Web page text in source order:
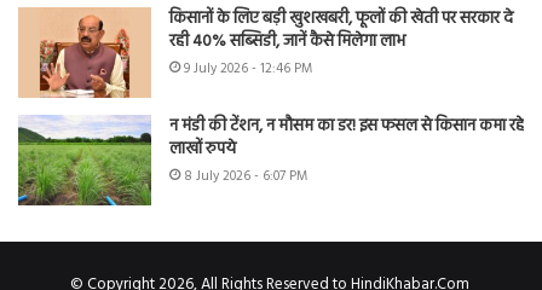
किसानों के लिए बड़ी खुशखबरी, फूलों की खेती पर सरकार दे
रही 40% सब्सिडी, जानें कैसे मिलेगा लाभ
9 July 2026 - 12:46 PM
न मंडी की टेंशन, न मौसम का डर! इस फसल से किसान कमा रहे
लाखों रुपये
8 July 2026 - 6:07 PM
© Copyright 2026, All Rights Reserved to HindiKhabar.Com